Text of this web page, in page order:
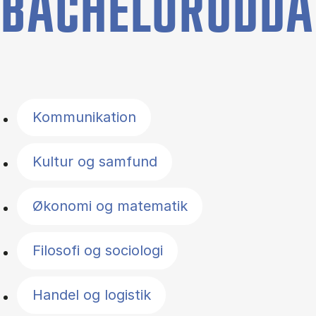
Kommunikation
Kultur og samfund
Økonomi og matematik
Filosofi og sociologi
Handel og logistik